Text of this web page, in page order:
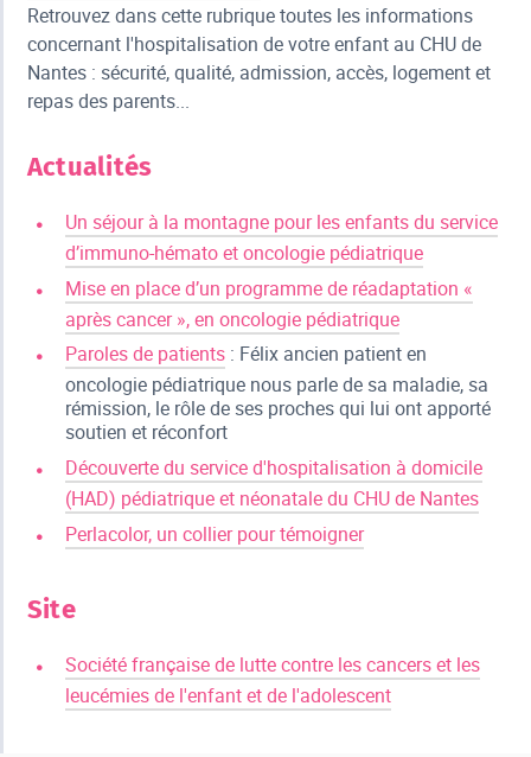
Retrouvez dans cette rubrique toutes les informations
concernant l'hospitalisation de votre enfant au CHU de
Nantes : sécurité, qualité, admission, accès, logement et
repas des parents...
Actualités
Un séjour à la montagne pour les enfants du service
d’immuno-hémato et oncologie pédiatrique
Mise en place d’un programme de réadaptation «
après cancer », en oncologie pédiatrique
Paroles de patients : Félix ancien patient en
oncologie pédiatrique nous parle de sa maladie, sa
rémission, le rôle de ses proches qui lui ont apporté
soutien et réconfort
Découverte du service d'hospitalisation à domicile
(HAD) pédiatrique et néonatale du CHU de Nantes
Perlacolor, un collier pour témoigner
Site
Société française de lutte contre les cancers et les
leucémies de l'enfant et de l'adolescent